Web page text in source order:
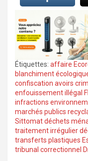
Étiquettes: affaire
blanchiment
confiscation avoirs
enfouissement illégal
infractions
marchés publics
Sittomat déchets
traitement irrégulier
transferts plastiques
tribunal correctionnel